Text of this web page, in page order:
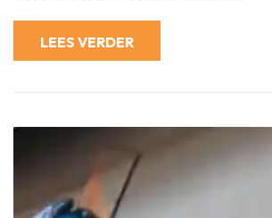
LEES VERDER